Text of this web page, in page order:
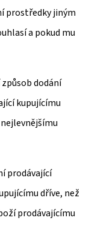
prostředky jiným
a pokud mu
dodání
kupujícímu
prodávající
dříve, než
prodávajícímu